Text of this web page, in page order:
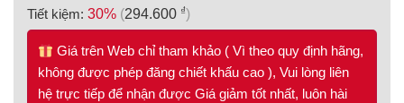
Tiết kiệm: 30% (294.600 ₫)
Giá trên Web chỉ tham khảo ( Vì theo quy định hãng,
không được phép đăng chiết khấu cao ), Vui lòng liên
hệ trực tiếp để nhận được Giá giảm tốt nhất, luôn hài